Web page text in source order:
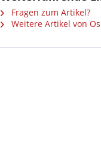
Fragen zum Artikel?
Weitere Artikel von